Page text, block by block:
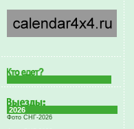
2026
Фото СНГ-2026